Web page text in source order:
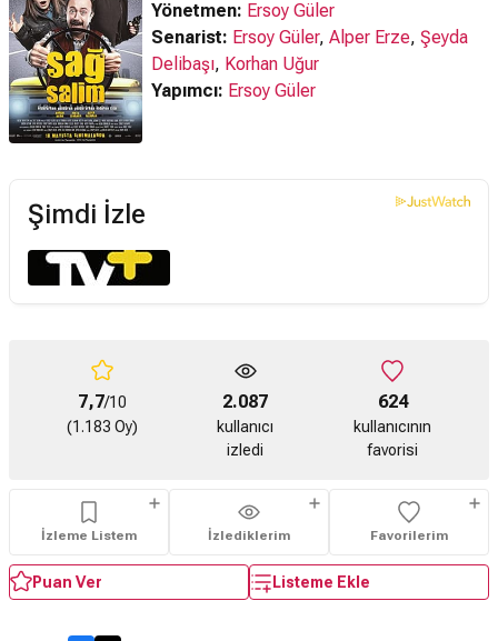
Yönetmen: Ersoy Güler
Senarist: Ersoy Güler, Alper Erze, Şeyda
Delibaşı, Korhan Uğur
Yapımcı: Ersoy Güler
Şimdi İzle
7,7/10
(1.183 Oy)
2.087
kullanıcı
izledi
624
kullanıcının
favorisi
İzleme Listem İzlediklerim Favorilerim
Puan Ver Listeme Ekle